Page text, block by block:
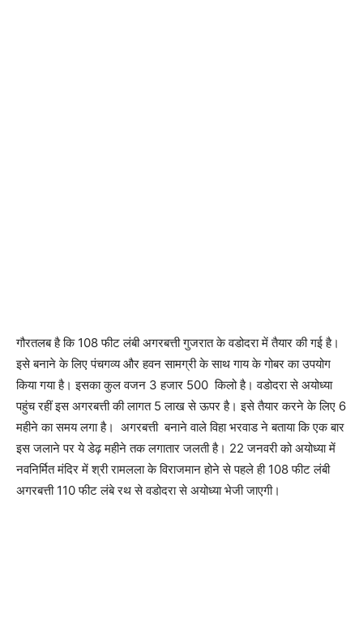
गौरतलब है कि 108 फीट लंबी अगरबत्ती गुजरात के वडोदरा में तैयार की गई है।
इसे बनाने के लिए पंचगव्य और हवन सामग्री के साथ गाय के गोबर का उपयोग
किया गया है। इसका कुल वजन 3 हजार 500 किलो है। वडोदरा से अयोध्या
पहुंच रहीं इस अगरबत्ती की लागत 5 लाख से ऊपर है। इसे तैयार करने के लिए 6
महीने का समय लगा है। अगरबत्ती बनाने वाले विहा भरवाड ने बताया कि एक बार
इस जलाने पर ये डेढ़ महीने तक लगातार जलती है। 22 जनवरी को अयोध्या में
नवनिर्मित मंदिर में श्री रामलला के विराजमान होने से पहले ही 108 फीट लंबी
अगरबत्ती 110 फीट लंबे रथ से वडोदरा से अयोध्या भेजी जाएगी।